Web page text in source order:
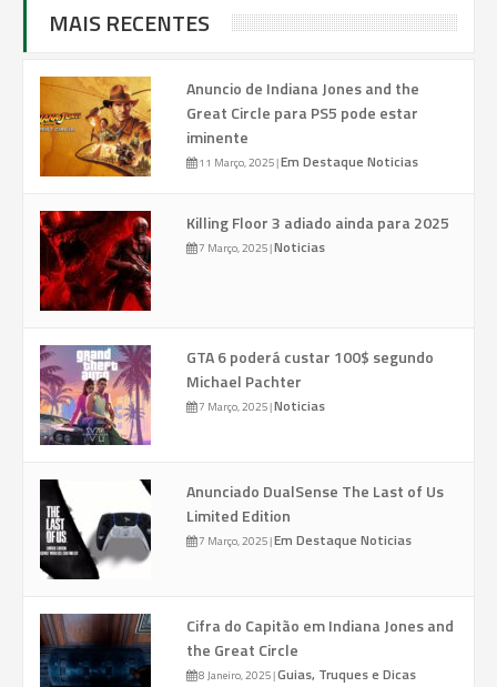
MAIS RECENTES
Anuncio de Indiana Jones and the
Great Circle para PS5 pode estar
iminente
11 Março, 2025|Em Destaque Noticias
Killing Floor 3 adiado ainda para 2025
7 Março, 2025|Noticias
GTA 6 poderá custar 100$ segundo
Michael Pachter
7 Março, 2025|Noticias
Anunciado DualSense The Last of Us
Limited Edition
7 Março, 2025|Em Destaque Noticias
Cifra do Capitão em Indiana Jones and
the Great Circle
8 Janeiro, 2025|Guias, Truques e Dicas